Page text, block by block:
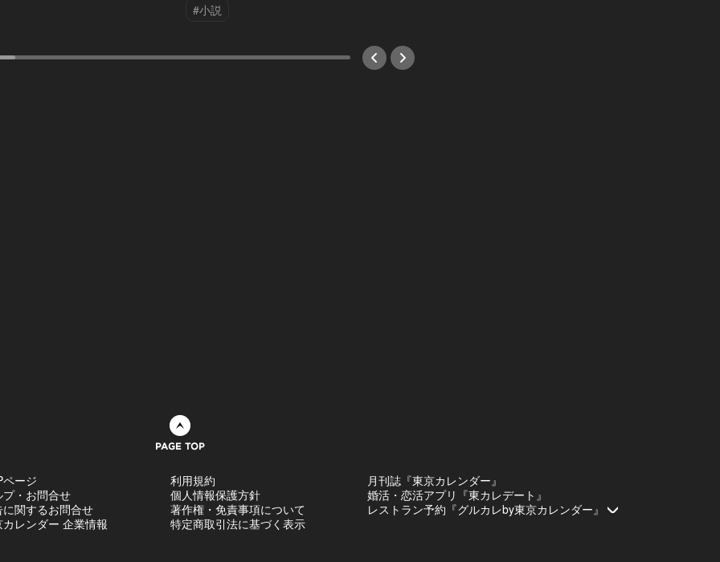
#小説
ページ
プ・お問合せ
に関するお問合せ
カレンダー 企業情報
利用規約
個人情報保護方針
著作権・免責事項について
特定商取引法に基づく表示
月刊誌『東京カレンダー』
婚活・恋活アプリ『東カレデート』
レストラン予約『グルカレby東京カレンダー』